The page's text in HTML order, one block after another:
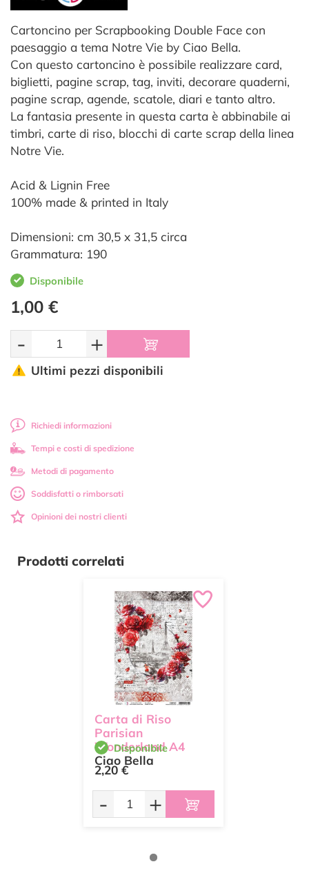
Cartoncino per Scrapbooking Double Face con
paesaggio a tema Notre Vie by Ciao Bella.
Con questo cartoncino è possibile realizzare card,
biglietti, pagine scrap, tag, inviti, decorare quaderni,
pagine scrap, agende, scatole, diari e tanto altro.
La fantasia presente in questa carta è abbinabile ai
timbri, carte di riso, blocchi di carte scrap della linea
Notre Vie.
Acid & Lignin Free
100% made & printed in Italy
Dimensioni: cm 30,5 x 31,5 circa
Grammatura: 190
Disponibile
1,00 €
- +
Ultimi pezzi disponibili
Richiedi informazioni
Tempi e costi di spedizione
Metodi di pagamento
Soddisfatti o rimborsati
Opinioni dei nostri clienti
Prodotti correlati
Carta di Riso
Parisian
Wonderland A4
Ciao Bella
Disponibile
2,20 €
- +